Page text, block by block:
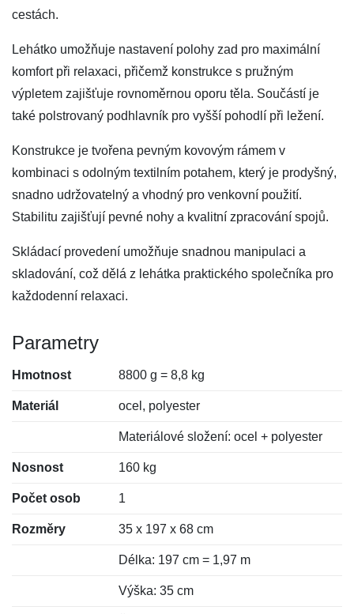
cestách.
Lehátko umožňuje nastavení polohy zad pro maximální
komfort při relaxaci, přičemž konstrukce s pružným
výpletem zajišťuje rovnoměrnou oporu těla. Součástí je
také polstrovaný podhlavník pro vyšší pohodlí při ležení.
Konstrukce je tvořena pevným kovovým rámem v
kombinaci s odolným textilním potahem, který je prodyšný,
snadno udržovatelný a vhodný pro venkovní použití.
Stabilitu zajišťují pevné nohy a kvalitní zpracování spojů.
Skládací provedení umožňuje snadnou manipulaci a
skladování, což dělá z lehátka praktického společníka pro
každodenní relaxaci.
Parametry
Hmotnost 8800 g = 8,8 kg
Materiál ocel, polyester
Materiálové složení: ocel + polyester
Nosnost 160 kg
Počet osob 1
Rozměry 35 x 197 x 68 cm
Délka: 197 cm = 1,97 m
Výška: 35 cm